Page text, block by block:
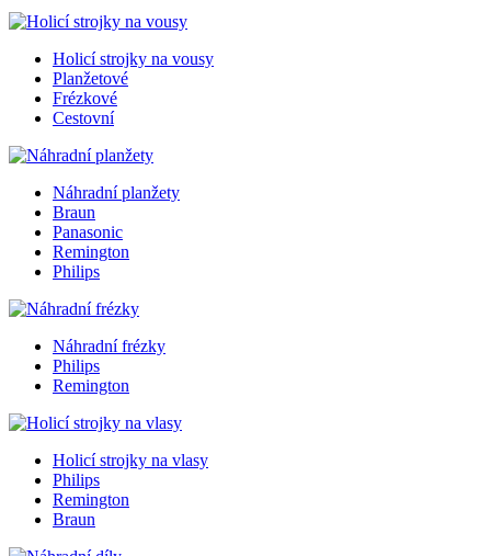
Holicí strojky na vousy
Planžetové
Frézkové
Cestovní
Náhradní planžety
Braun
Panasonic
Remington
Philips
Náhradní frézky
Philips
Remington
Holicí strojky na vlasy
Philips
Remington
Braun